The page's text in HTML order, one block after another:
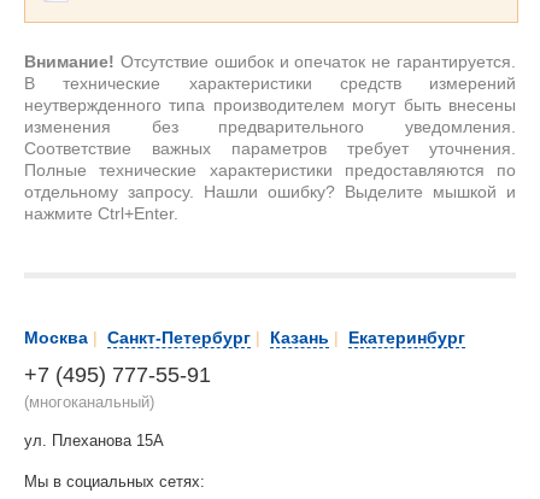
Внимание! Отсутствие ошибок и опечаток не гарантируется.
В технические характеристики средств измерений
неутвержденного типа производителем могут быть внесены
изменения без предварительного уведомления.
Соответствие важных параметров требует уточнения.
Полные технические характеристики предоставляются по
отдельному запросу. Нашли ошибку? Выделите мышкой и
нажмите Ctrl+Enter.
Москва | Санкт-Петербург | Казань | Екатеринбург
+7 (495) 777-55-91
(многоканальный)
ул. Плеханова 15А
Мы в социальных сетях: